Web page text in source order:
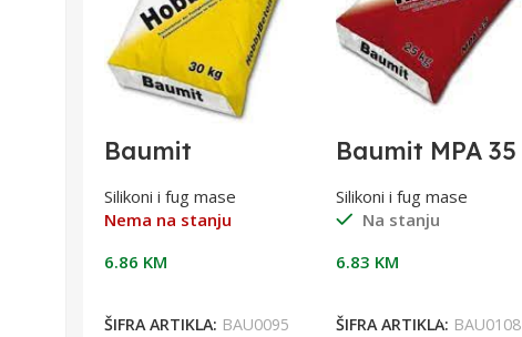
Baumit
1/30
Silikoni i fug mase
Nema na stanju
6.86 KM
ŠIFRA ARTIKLA: BAU0095
Baumit MPA 35
malter reibputz
25/1
Silikoni i fug mase
Na stanju
6.83 KM
ŠIFRA ARTIKLA: BAU0108